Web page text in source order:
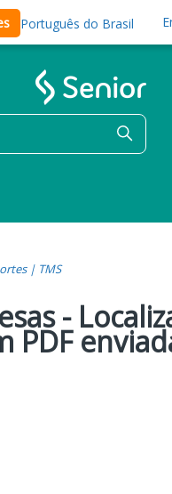
Português do Brasil
| TMS
-
PDF